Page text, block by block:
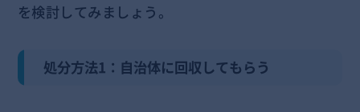
を検討してみましょう。
処分方法1：自治体に回収してもらう